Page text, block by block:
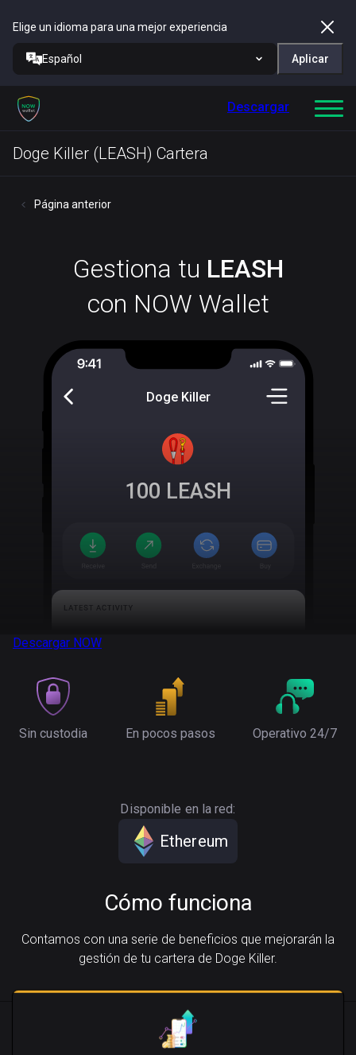
Elige un idioma para una mejor experiencia
Español Aplicar
Descargar
Doge Killer (LEASH) Cartera
Página anterior
Gestiona tu LEASH
con NOW Wallet
Doge Killer
100 LEASH
Descargar NOW
Sin custodia En pocos pasos Operativo 24/7
Disponible en la red:
Ethereum
Cómo funciona
Contamos con una serie de beneficios que mejorarán la
gestión de tu cartera de Doge Killer.